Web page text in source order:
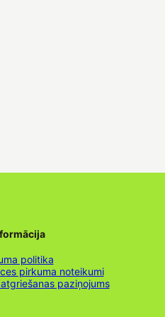
politika
pirkuma noteikumi
paziņojums